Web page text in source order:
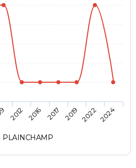
PLAINCHAMP
2012 2016 2017 2019 20222024